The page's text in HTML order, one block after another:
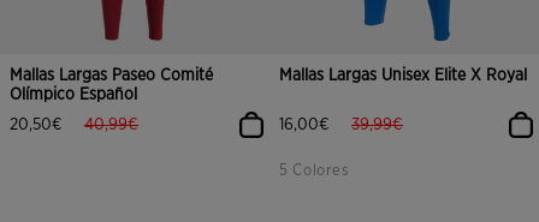
Mallas Largas Paseo Comité
Olímpico Español
20,50€
label.price.reduced.from
40,99€label.price.to
Mallas Largas Unisex Elite X Royal
16,00€ label.price.reduced.from
39,99€label.price.to
5 Colores